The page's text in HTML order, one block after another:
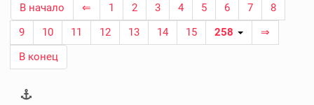
В начало ⇐ 1 2 3 4 5 6 7
8
9
10 11 12 13 14 15 258
⇒
В конец